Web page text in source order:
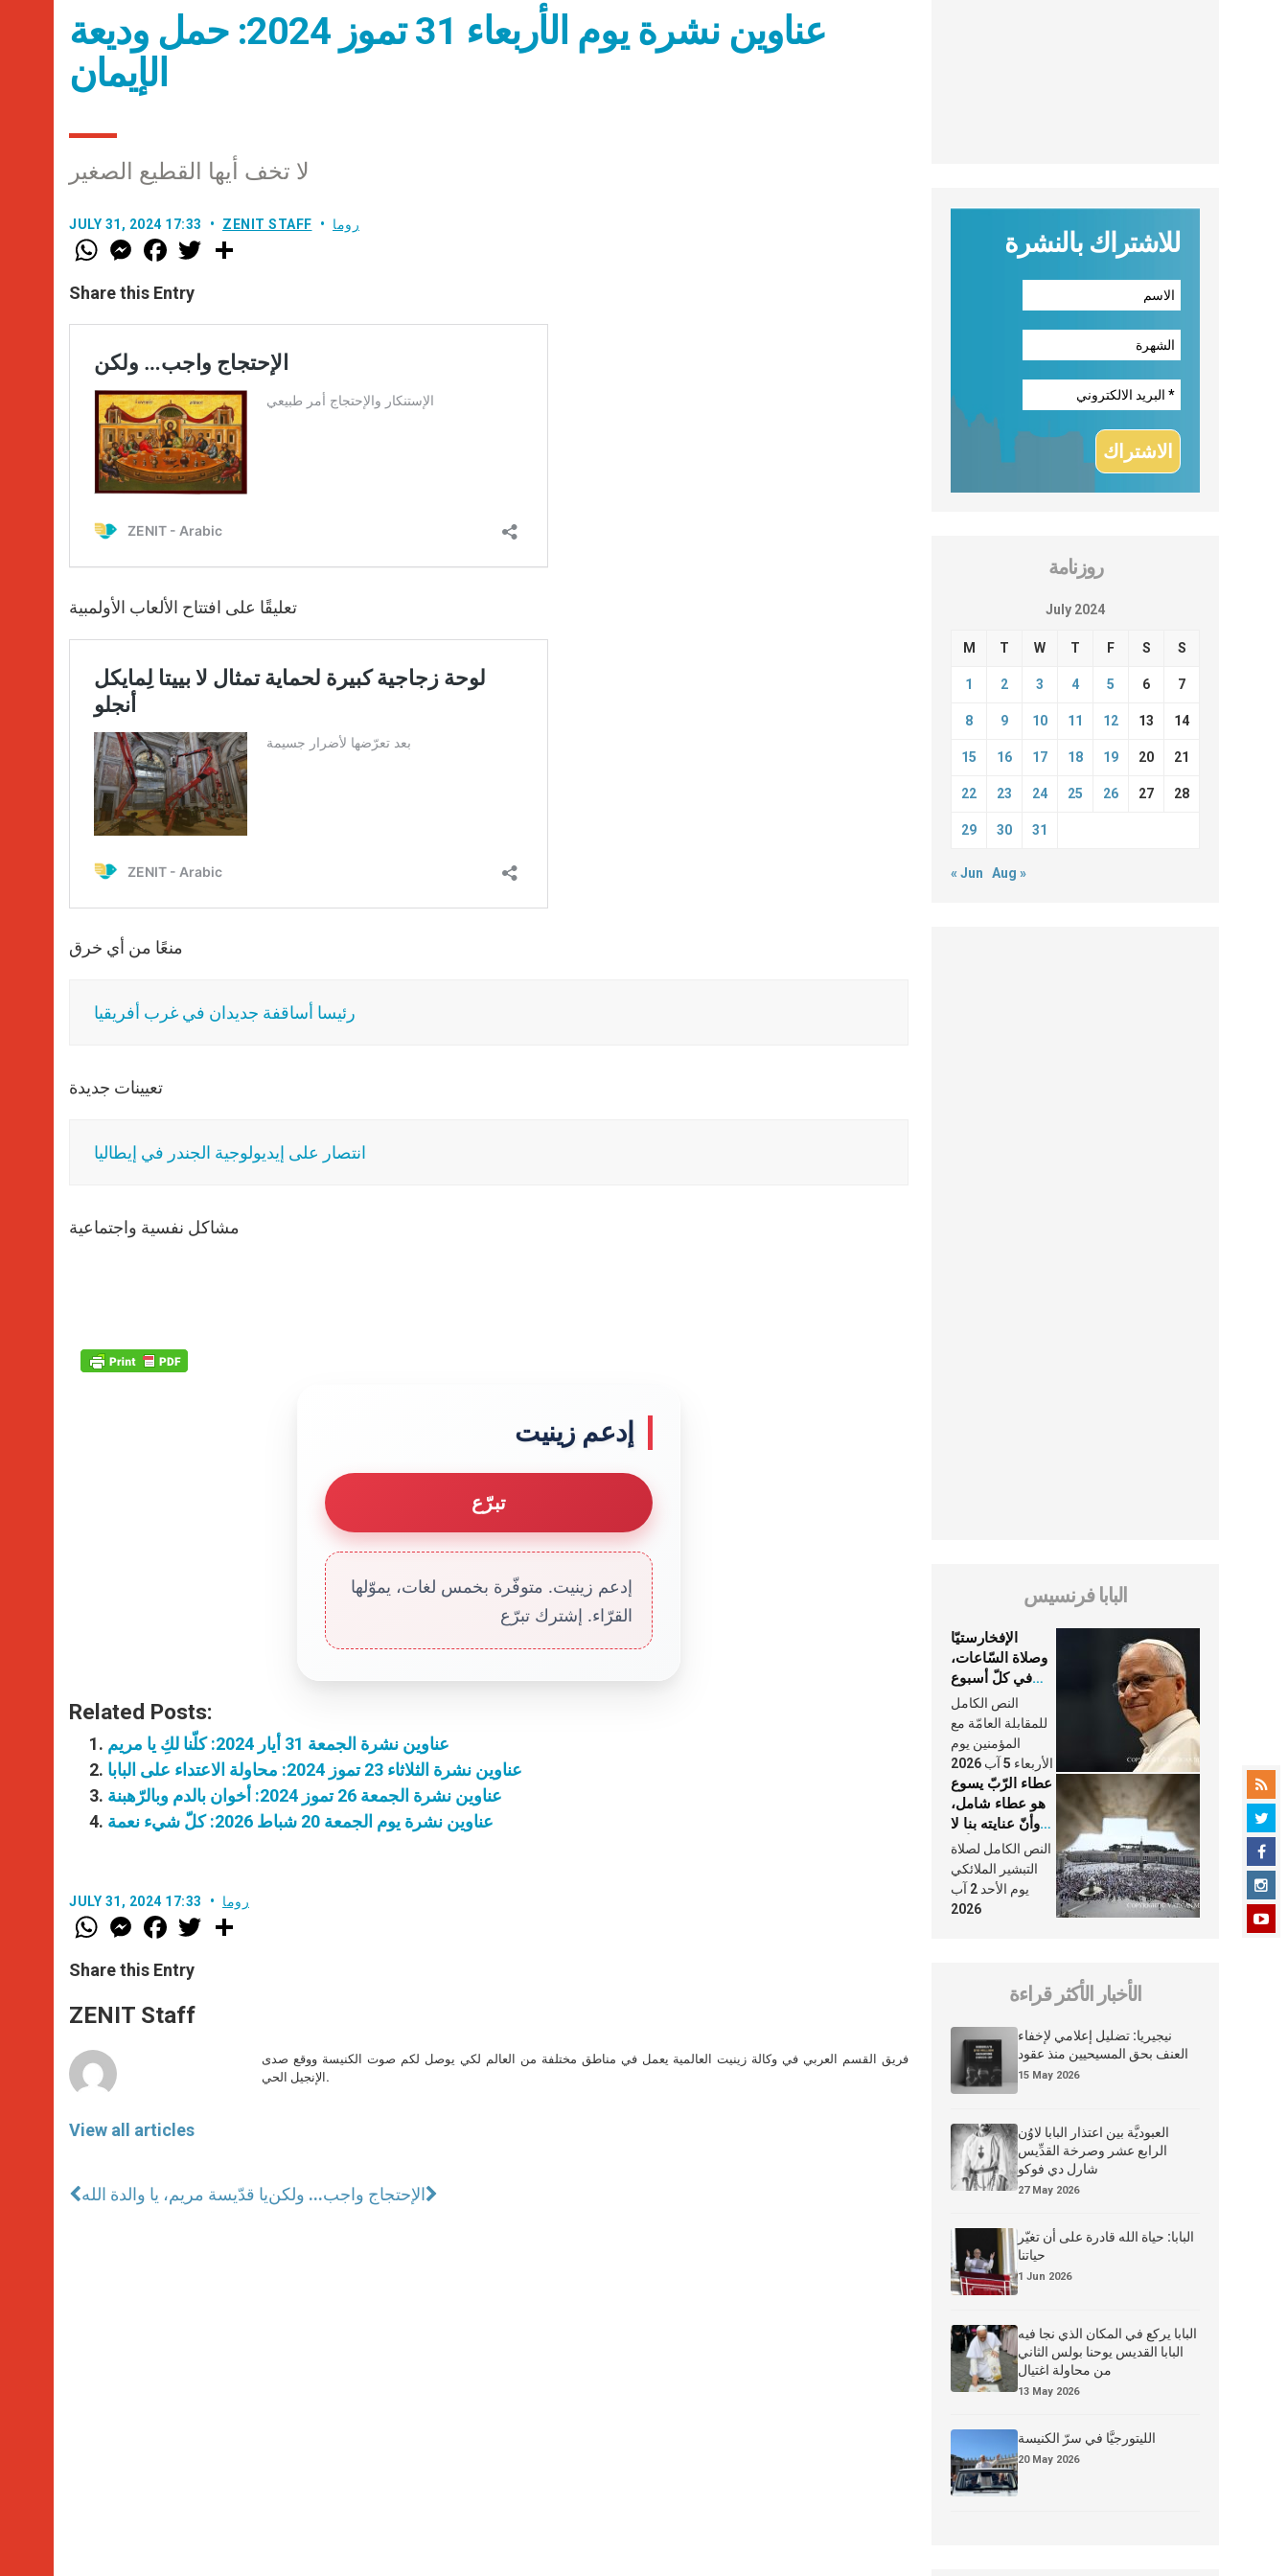
عناوين نشرة يوم الأربعاء 31 تموز 2024: حمل وديعة
الإيمان
لا تخف أيها القطيع الصغير
JULY 31, 2024 17:33 ZENIT STAFF روما
W
h
t
s
M
e
s
e
r
F
a
e
b
w
Share this Entry
تعليقًا على افتتاح الألعاب الأولمبية
منعًا من أي خرق
رئيسا أساقفة جديدان في غرب أفريقيا
تعيينات جديدة
انتصار على إيديولوجية الجندر في إيطاليا
مشاكل نفسية واجتماعية
إدعم زينيت
تبرّع
إدعم زينيت. متوفّرة بخمس لغات، يموّلها
القرّاء. إشترك تبرّع
Related Posts:
عناوين نشرة الجمعة 31 أيار 2024: كلّنا لكِ يا مريم
عناوين نشرة الثلاثاء 23 تموز 2024: محاولة الاعتداء على البابا
عناوين نشرة الجمعة 26 تموز 2024: أخوان بالدم وبالرّهبنة
عناوين نشرة يوم الجمعة 20 شباط 2026: كلّ شيء نعمة
JULY 31, 2024 17:33 روما
W
h
t
s
p
p
M
e
s
e
g
e
F
a
e
b
o
k
w
Share this Entry
ZENIT Staff
View all articles
فريق القسم العربي في وكالة زينيت العالمية يعمل في مناطق مختلفة من العالم لكي يوصل لكم صوت الكنيسة ووقع صدى
الإنجيل الحي.
يا قدّيسة مريم، يا والدة اللهالإحتجاج واجب... ولكن
للاشتراك بالنشرة
روزنامة
July 2024
M T W T F S S
1 2 3 4 5 6 7
8 9 10 11 12 13 14
15 16 17 18 19 20 21
22 23 24 25 26 27 28
29 30 31
« Jun Aug »
البابا فرنسيس
الإفخارستيّا
وصلاة السّاعات،
في كلّ أسبوع
وكلّ يوم، هما
النَّفَس في حياة
الكنيسة
النص الكامل
للمقابلة العامّة مع
المؤمنين يوم
الأربعاء 5 آب 2026
عطاء الرّبّ يسوع
هو عطاء شامل،
وأنّ عنايته بنا لا
تغيب عنّا أبدًا
النص الكامل لصلاة
التبشير الملائكي
يوم الأحد 2 آب
2026
الأخبار الأكثر قراءة
نيجيريا: تضليل إعلامي لإخفاء
العنف بحق المسيحيين منذ عقود
15 May 2026
العبوديَّة بين اعتذار البابا لاوُن
الرابع عشر وصرخة القدِّيس
شارل دي فوكو
27 May 2026
البابا: حياة الله قادرة على أن تغيّر
حياتنا
1 Jun 2026
البابا يركع في المكان الذي نجا فيه
البابا القديس يوحنا بولس الثاني
من محاولة اغتيال
13 May 2026
الليتورجيَّا في سرّ الكنيسة
20 May 2026